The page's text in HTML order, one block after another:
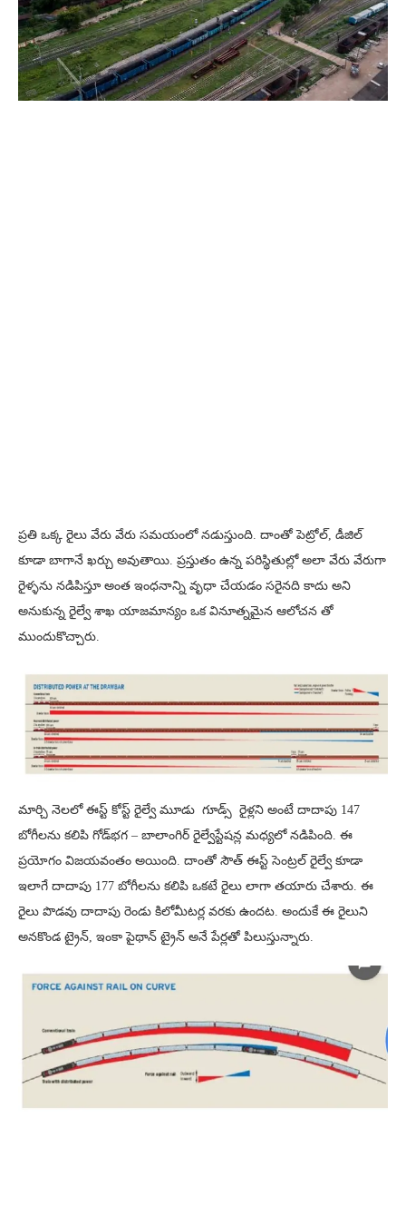
ప్రతి ఒక్క రైలు వేరు వేరు సమయంలో నడుస్తుంది. దాంతో పెట్రోల్, డీజిల్
కూడా బాగానే ఖర్చు అవుతాయి. ప్రస్తుతం ఉన్న పరిస్థితుల్లో అలా వేరు వేరుగా
రైళ్ళను నడిపిస్తూ అంత ఇంధనాన్ని వృధా చేయడం సరైనది కాదు అని
అనుకున్న రైల్వే శాఖ యాజమాన్యం ఒక వినూత్నమైన ఆలోచన తో
ముందుకొచ్చారు.
మార్చి నెలలో ఈస్ట్ కోస్ట్ రైల్వే మూడు గూడ్స్ రైళ్లని అంటే దాదాపు 147
బోగీలను కలిపి గోడ్‌భ‌గ‌ – బాలాంగిర్ రైల్వేస్టేష‌న్ల మధ్యలో న‌డిపింది. ఈ
ప్రయోగం విజయవంతం అయింది. దాంతో సౌత్ ఈస్ట్ సెంట్రల్ రైల్వే కూడా
ఇలాగే దాదాపు 177 బోగీలను కలిపి ఒకటే రైలు లాగా తయారు చేశారు. ఈ
రైలు పొడవు దాదాపు రెండు కిలోమీటర్ల వరకు ఉందట. అందుకే ఈ రైలుని
అనకొండ ట్రైన్, ఇంకా పైథాన్ ట్రైన్ అనే పేర్లతో పిలుస్తున్నారు.